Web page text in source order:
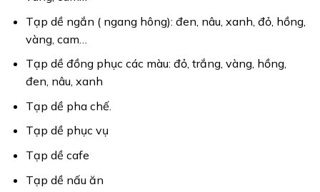
Tạp dề ngắn ( ngang hông): đen, nâu, xanh, đỏ, hồng,
vàng, cam…
Tạp dề đồng phục các màu: đỏ, trắng, vàng, hồng,
đen, nâu, xanh
Tạp dề pha chế.
Tạp dề phục vụ
Tạp dề cafe
Tạp dề nấu ăn